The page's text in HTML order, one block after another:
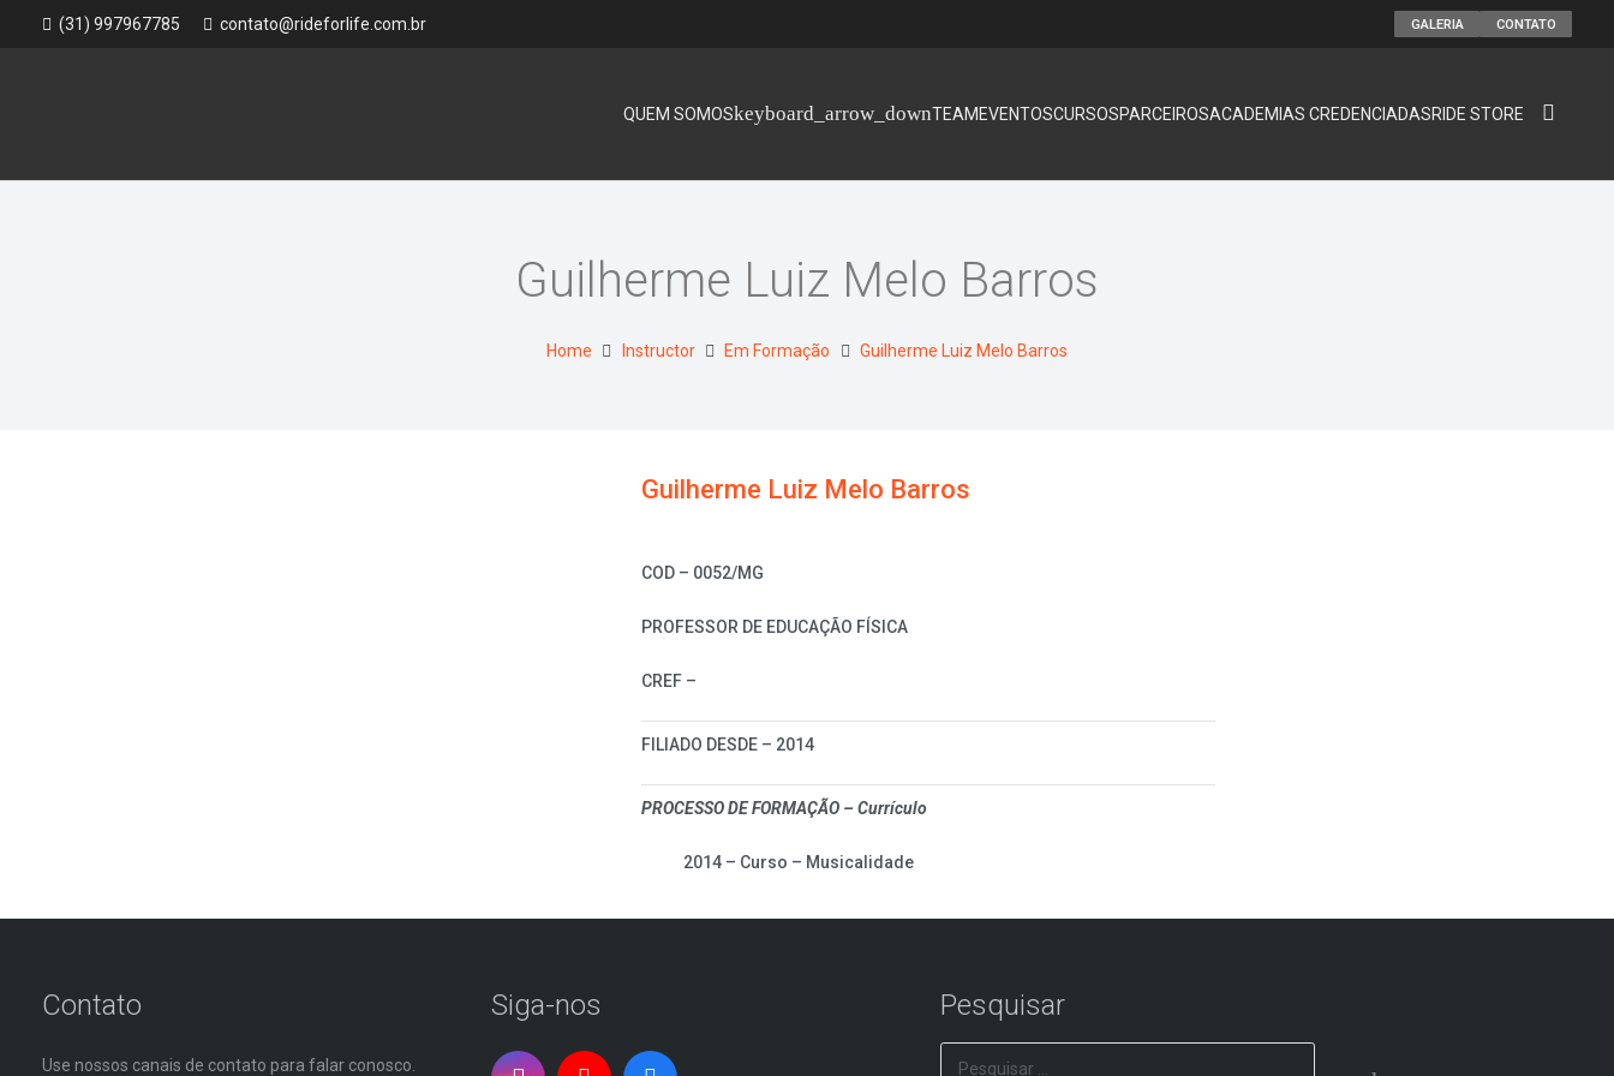
(31) 997967785 contato@rideforlife.com.br GALERIA CONTATO
QUEM SOMOS TEAM EVENTOSCURSOSPARCEIROSACADEMIAS CREDENCIADASRIDE STORE
Guilherme Luiz Melo Barros
Home Instructor Em Formação Guilherme Luiz Melo Barros
Guilherme Luiz Melo Barros
COD – 0052/MG
PROFESSOR DE EDUCAÇÃO FÍSICA
CREF –
FILIADO DESDE – 2014
PROCESSO DE FORMAÇÃO – Currículo
2014 – Curso – Musicalidade
Contato
Use nossos canais de contato para falar conosco.
Siga-nos Pesquisar